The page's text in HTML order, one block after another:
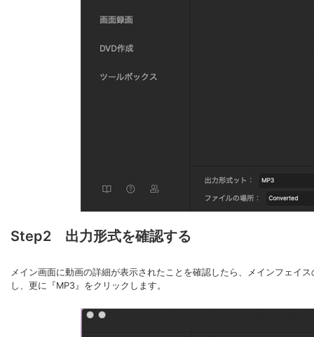
Step2 出力形式を確認する
メイン画面に動画の詳細が表示されたことを確認したら、メインフェイ
し、更に『MP3』をクリックします。